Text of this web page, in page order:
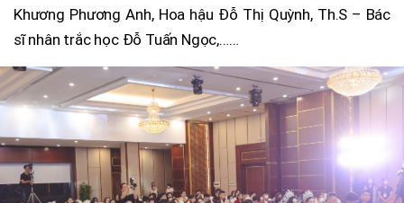
Khương Phương Anh, Hoa hậu Đỗ Thị Quỳnh, Th.S – Bác
sĩ nhân trắc học Đỗ Tuấn Ngọc,……